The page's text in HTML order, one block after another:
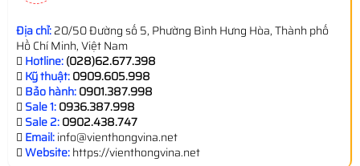
Địa chỉ:20/50 Đường số 5, Phường Bình Hưng Hòa, Thành phố
Hồ Chí Minh, Việt Nam
Hotline:(028)62.677.398
Kỹ thuật:0909.605.998
Bảo hành:0901.387.998
Sale 1:0936.387.998
Sale 2:0902.438.747
Email:info@vienthongvina.net
Website:https://vienthongvina.net